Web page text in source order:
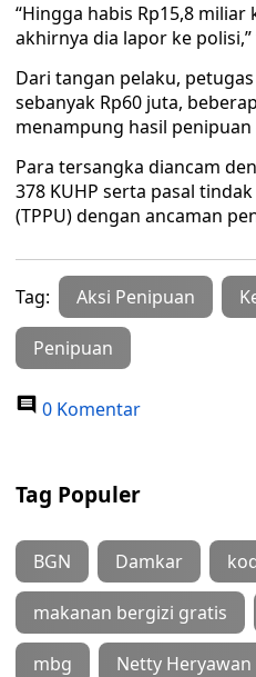
“Hingga habis Rp15,8
akhirnya dia lapor ke
Dari tangan pelaku,
sebanyak Rp60 juta,
menampung hasil
Para tersangka diancam
378 KUHP serta pasal
(TPPU) dengan ancaman
Tag: Aksi Penipuan
Penipuan
0 Komentar
Tag Populer
BGN Damkar
makanan bergizi gratis
mbg Netty Heryawan